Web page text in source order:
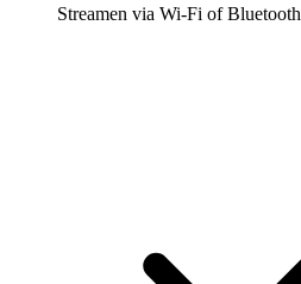
Streamen via Wi-Fi of Bluetooth